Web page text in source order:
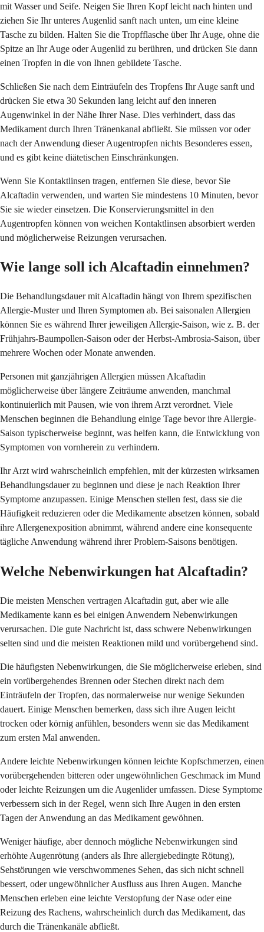
mit Wasser und Seife. Neigen Sie Ihren Kopf leicht nach hinten und
ziehen Sie Ihr unteres Augenlid sanft nach unten, um eine kleine
Tasche zu bilden. Halten Sie die Tropfflasche über Ihr Auge, ohne die
Spitze an Ihr Auge oder Augenlid zu berühren, und drücken Sie dann
einen Tropfen in die von Ihnen gebildete Tasche.
Schließen Sie nach dem Einträufeln des Tropfens Ihr Auge sanft und
drücken Sie etwa 30 Sekunden lang leicht auf den inneren
Augenwinkel in der Nähe Ihrer Nase. Dies verhindert, dass das
Medikament durch Ihren Tränenkanal abfließt. Sie müssen vor oder
nach der Anwendung dieser Augentropfen nichts Besonderes essen,
und es gibt keine diätetischen Einschränkungen.
Wenn Sie Kontaktlinsen tragen, entfernen Sie diese, bevor Sie
Alcaftadin verwenden, und warten Sie mindestens 10 Minuten, bevor
Sie sie wieder einsetzen. Die Konservierungsmittel in den
Augentropfen können von weichen Kontaktlinsen absorbiert werden
und möglicherweise Reizungen verursachen.
Wie lange soll ich Alcaftadin einnehmen?
Die Behandlungsdauer mit Alcaftadin hängt von Ihrem spezifischen
Allergie-Muster und Ihren Symptomen ab. Bei saisonalen Allergien
können Sie es während Ihrer jeweiligen Allergie-Saison, wie z. B. der
Frühjahrs-Baumpollen-Saison oder der Herbst-Ambrosia-Saison, über
mehrere Wochen oder Monate anwenden.
Personen mit ganzjährigen Allergien müssen Alcaftadin
möglicherweise über längere Zeiträume anwenden, manchmal
kontinuierlich mit Pausen, wie von ihrem Arzt verordnet. Viele
Menschen beginnen die Behandlung einige Tage bevor ihre Allergie-
Saison typischerweise beginnt, was helfen kann, die Entwicklung von
Symptomen von vornherein zu verhindern.
Ihr Arzt wird wahrscheinlich empfehlen, mit der kürzesten wirksamen
Behandlungsdauer zu beginnen und diese je nach Reaktion Ihrer
Symptome anzupassen. Einige Menschen stellen fest, dass sie die
Häufigkeit reduzieren oder die Medikamente absetzen können, sobald
ihre Allergenexposition abnimmt, während andere eine konsequente
tägliche Anwendung während ihrer Problem-Saisons benötigen.
Welche Nebenwirkungen hat Alcaftadin?
Die meisten Menschen vertragen Alcaftadin gut, aber wie alle
Medikamente kann es bei einigen Anwendern Nebenwirkungen
verursachen. Die gute Nachricht ist, dass schwere Nebenwirkungen
selten sind und die meisten Reaktionen mild und vorübergehend sind.
Die häufigsten Nebenwirkungen, die Sie möglicherweise erleben, sind
ein vorübergehendes Brennen oder Stechen direkt nach dem
Einträufeln der Tropfen, das normalerweise nur wenige Sekunden
dauert. Einige Menschen bemerken, dass sich ihre Augen leicht
trocken oder körnig anfühlen, besonders wenn sie das Medikament
zum ersten Mal anwenden.
Andere leichte Nebenwirkungen können leichte Kopfschmerzen, einen
vorübergehenden bitteren oder ungewöhnlichen Geschmack im Mund
oder leichte Reizungen um die Augenlider umfassen. Diese Symptome
verbessern sich in der Regel, wenn sich Ihre Augen in den ersten
Tagen der Anwendung an das Medikament gewöhnen.
Weniger häufige, aber dennoch mögliche Nebenwirkungen sind
erhöhte Augenrötung (anders als Ihre allergiebedingte Rötung),
Sehstörungen wie verschwommenes Sehen, das sich nicht schnell
bessert, oder ungewöhnlicher Ausfluss aus Ihren Augen. Manche
Menschen erleben eine leichte Verstopfung der Nase oder eine
Reizung des Rachens, wahrscheinlich durch das Medikament, das
durch die Tränenkanäle abfließt.